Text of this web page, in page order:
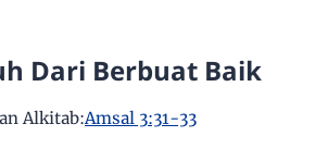
Dari Berbuat Baik
Alkitab:Amsal 3:31-33